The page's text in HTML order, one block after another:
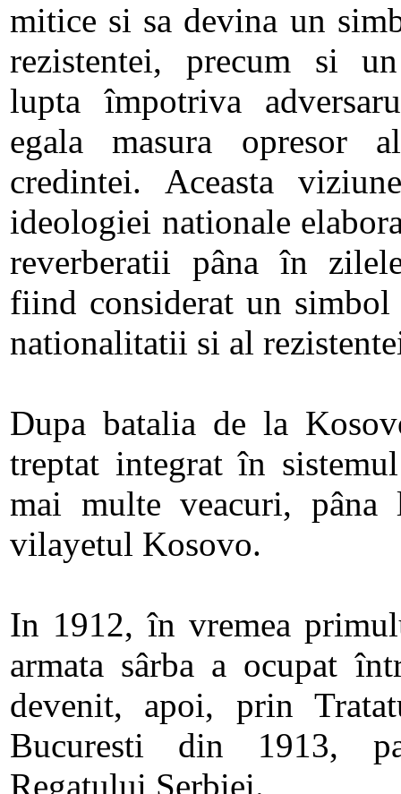
mitice si sa devina un
rezistentei, precum si
lupta împotriva
egala masura opresor
credintei. Aceasta
ideologiei nationale
reverberatii pâna în
fiind considerat un simbol
nationalitatii si al
Dupa batalia de la
treptat integrat în
mai multe veacuri,
vilayetul Kosovo.
In 1912, în vremea
armata sârba a ocupat
devenit, apoi, prin
Bucuresti din 1913,
Regatului Serbiei.